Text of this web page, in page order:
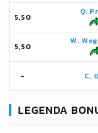
5,50
Q.
5,50
W.
- C.
LEGENDA